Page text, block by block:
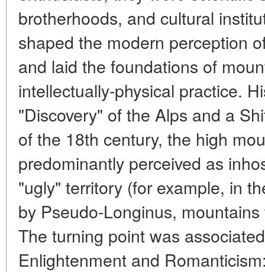
brotherhoods, and cultural
shaped the modern perception
and laid the foundations of
intellectually-physical practice.
"Discovery" of the Alps and a
of the 18th century, the high
predominantly perceived as
"ugly" territory (for example, in
by Pseudo-Longinus,
The turning point was
Enlightenment and